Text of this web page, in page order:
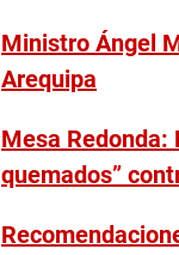
Ministro Ángel
Arequipa
Mesa Redonda:
quemados”